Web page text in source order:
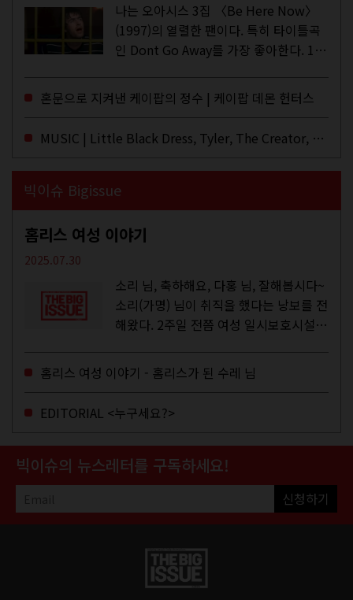
나는 오아시스 3집 〈Be Here Now〉
(1997)의 열렬한 팬이다. 특히 타이틀곡
인 Dont Go Away를 가장 좋아한다. 15
이브·데모·부틀렉을 합쳐 3만 번 이상은
듣지 않았나 싶다. 이토록...
혼문으로 지켜낸 케이팝의 정수 | 케이팝 데몬 헌터스
MUSIC | Little Black Dress, Tyler, The Creator, Essie Jain
빅이슈 Bigissue
홈리스 여성 이야기
2025.07.30
소리 님, 축하해요, 다홍 님, 잘해봅시다~
소리(가명) 님이 취직을 했다는 낭보를 전
해왔다. 2주일 전쯤 여성 일시보호시설에
고, 저 오늘이 마지막이에요, 이렇게 인사
를 하고 가셨던...
홈리스 여성 이야기 - 홈리스가 된 수레 님
EDITORIAL <누구세요?>
빅이슈의 뉴스레터를 구독하세요!
신청하기